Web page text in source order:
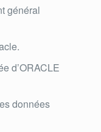
général
d’ORACLE
données